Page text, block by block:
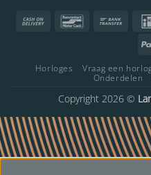
Cash
Bancontact Bank
Horloges Vraag een
Onderdelen
Copyright 2026 ©